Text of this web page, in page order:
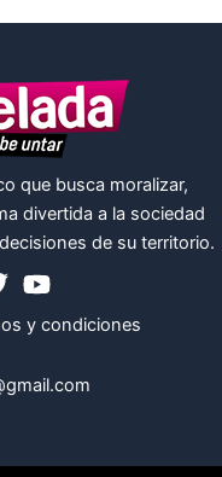
que busca moralizar,
divertida a la sociedad
de su territorio.
y condiciones